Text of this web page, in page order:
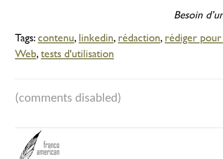
Besoin
Tags: contenu, linkedin, rédaction, rédiger
Web,tests d'utilisation
(comments disabled)